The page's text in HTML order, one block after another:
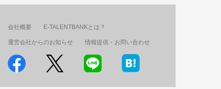
会社概要 E-TALENTBANKとは？
運営会社からのお知らせ 情報提供・お問い合わせ